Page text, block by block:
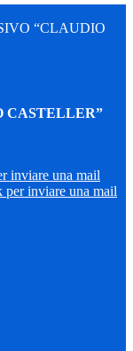
“CLAUDIO
CASTELLER”
inviare una mail
per inviare una mail